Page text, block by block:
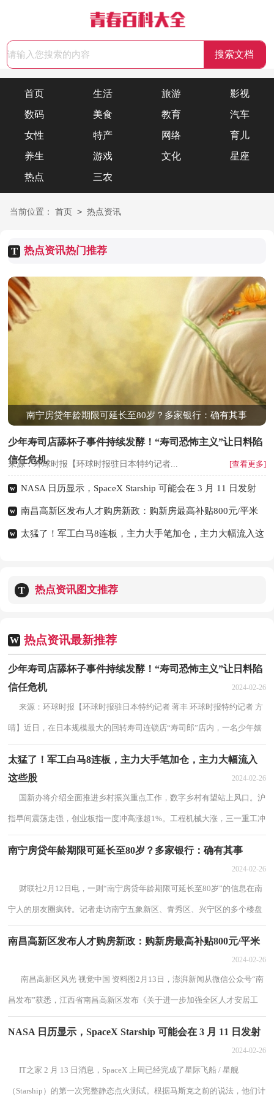
首页 生活 旅游
影视
数码
美食 教育
汽车
女性
特产 网络
育儿
养生
游戏 文化
星座
热点
三农
当前位置： 首页 > 热点资讯
T 热点资讯热门推荐
南宁房贷年龄期限可延长至80岁？多家银行：确有其事
少年寿司店舔杯子事件持续发酵！“寿司恐怖主义”让日料陷
信任危机
来源：环球时报【环球时报驻日本特约记者... [查看更多]
w NASA 日历显示，SpaceX Starship 可能会在 3 月 11 日发射
02-26
w 南昌高新区发布人才购房新政：购新房最高补贴800元/平米
02-26
w 太猛了！军工白马8连板，主力大手笔加仓，主力大幅流入这
T 热点资讯图文推荐
W 热点资讯最新推荐
少年寿司店舔杯子事件持续发酵！“寿司恐怖主义”让日料陷
信任危机
2024-02-26
来源：环球时报【环球时报驻日本特约记者 蒋丰 环球时报特约记者 方
晴】近日，在日本规模最大的回转寿司连锁店“寿司郎”店内，一名少年嬉
太猛了！军工白马8连板，主力大手笔加仓，主力大幅流入
这些股
2024-02-26
国新办将介绍全面推进乡村振兴重点工作，数字乡村有望站上风口。沪
指早间震荡走强，创业板指一度冲高涨超1%。工程机械大涨，三一重工冲
南宁房贷年龄期限可延长至80岁？多家银行：确有其事
2024-02-26
财联社2月12日电，一则“南宁房贷年龄期限可延长至80岁”的信息在南
宁人的朋友圈疯转。记者走访南宁五象新区、青秀区、兴宁区的多个楼盘
南昌高新区发布人才购房新政：购新房最高补贴800元/平米
2024-02-26
南昌高新区风光 视觉中国 资料图2月13日，澎湃新闻从微信公众号“南
昌发布”获悉，江西省南昌高新区发布《关于进一步加强全区人才安居工
NASA 日历显示，SpaceX Starship 可能会在 3 月 11 日发射
2024-02-26
IT之家 2 月 13 日消息，SpaceX 上周已经完成了星际飞船 / 星舰
（Starship）的第一次完整静态点火测试。根据马斯克之前的说法，他们计